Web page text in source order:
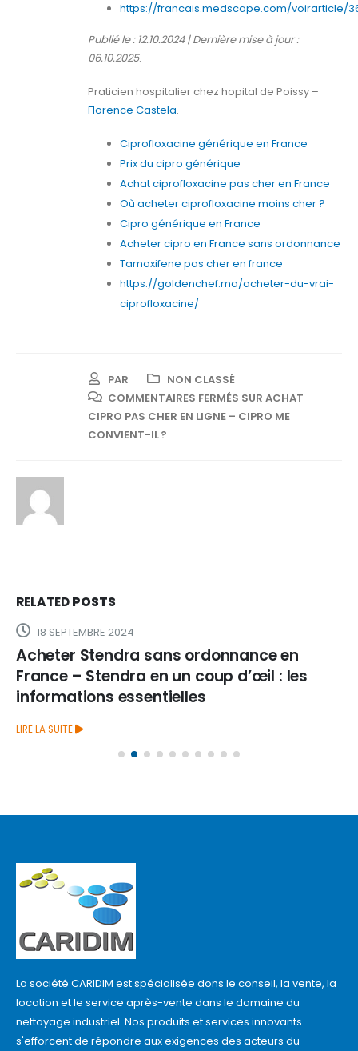
https://francais.medscape.com/voirarticle/
Publié le : 12.10.2024 | Dernière mise à jour :
06.10.2025.
Praticien hospitalier chez hopital de Poissy –
Florence Castela.
Ciprofloxacine générique en France
Prix du cipro générique
Achat ciprofloxacine pas cher en France
Où acheter ciprofloxacine moins cher ?
Cipro générique en France
Acheter cipro en France sans ordonnance
Tamoxifene pas cher en france
https://goldenchef.ma/acheter-du-vrai-
ciprofloxacine/
PAR
NON CLASSÉ
COMMENTAIRES FERMÉS SUR ACHAT
CIPRO PAS CHER EN LIGNE – CIPRO ME
CONVIENT-IL ?
RELATEDPOSTS
18 SEPTEMBRE 2024
Acheter Stendra sans ordonnance en
France – Stendra en un coup d’œil : les
informations essentielles
LIRE LA SUITE
La société CARIDIM est spécialisée dons le conseil, la vente, la
location et le service après-vente dans le domaine du
nettoyage industriel. Nos produits et services innovants
s'efforcent de répondre aux exigences des acteurs du